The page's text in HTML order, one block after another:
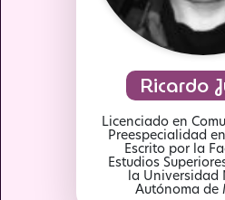
Ricardo
Licenciado en
Preespecialidad
Escrito por la
Estudios
la Universidad
Autónoma de